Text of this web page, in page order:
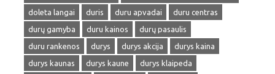
doleta langai
duris duru apvadai
duru centras
durų gamyba
duru kainos
durų pasaulis
duru rankenos
durys durys akcija
durys kaina
durys kaunas
durys kaune
durys klaipeda